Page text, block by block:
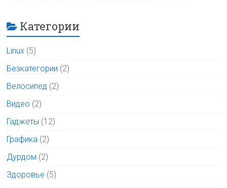
Категории
Linux (5)
Безкатегории (2)
Велосипед (2)
Видео (2)
Гаджеты (12)
Графика (2)
Дурдом (2)
Здоровье (5)